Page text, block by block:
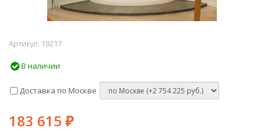
Артикул: 19217
В наличии
Доставка по Москве
183 615 ₽